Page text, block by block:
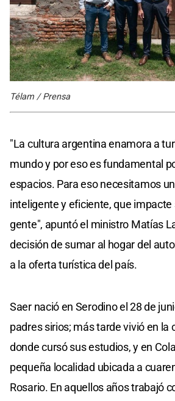
Télam / Prensa
"La cultura argentina enamora a
mundo y por eso es fundamental
espacios. Para eso necesitamos
inteligente y eficiente, que impacte
gente", apuntó el ministro Matías
decisión de sumar al hogar del
a la oferta turística del país.
Saer nació en Serodino el 28 de
padres sirios; más tarde vivió en la
donde cursó sus estudios, y en
pequeña localidad ubicada a
Rosario. En aquellos años trabajó